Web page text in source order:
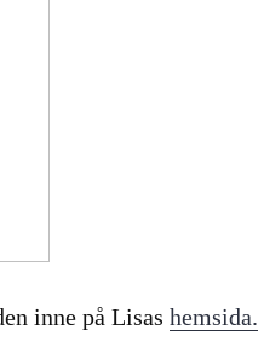
inne på Lisas hemsida.